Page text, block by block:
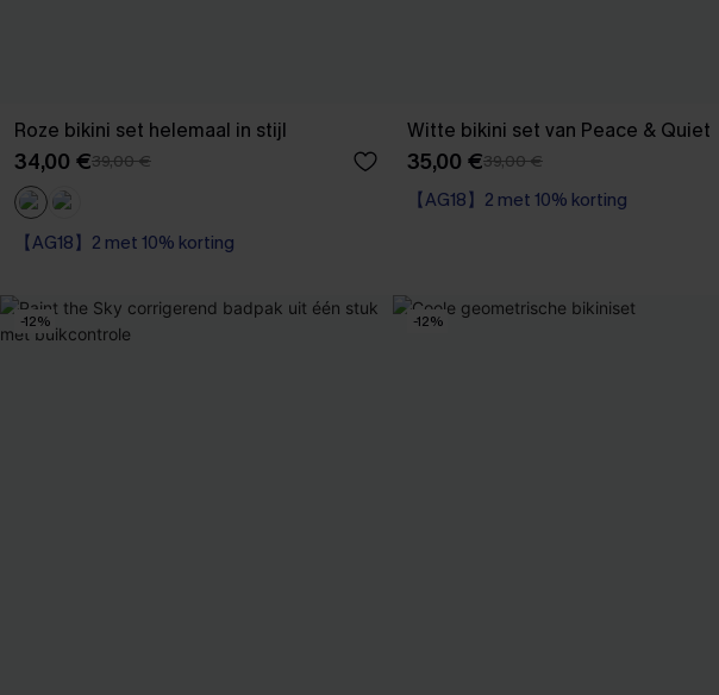
Roze bikini set helemaal in stijl
34,00 €39,00 €
【AG18】2 met 10% korting
Witte bikini set van Peace & Quiet
35,00 €39,00 €
【AG18】2 met 10% korting
-12% -12%